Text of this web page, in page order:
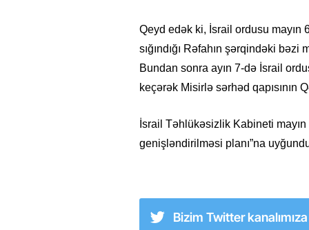
Qeyd edək ki, İsrail ordusu mayın
sığındığı Rəfahın şərqindəki
Bundan sonra ayın 7-də İsrail
keçərək Misirlə sərhəd qapısının
İsrail Təhlükəsizlik Kabineti
genişləndirilməsi planı”na
Bizim Twitter